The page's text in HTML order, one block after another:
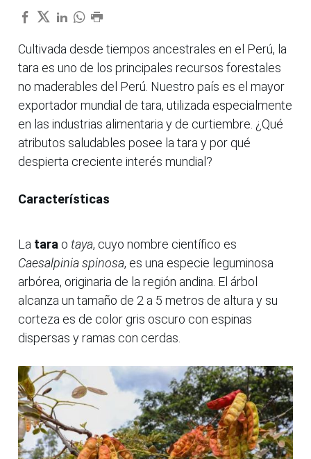
Cultivada desde tiempos ancestrales en el Perú, la
tara es uno de los principales recursos forestales
no maderables del Perú. Nuestro país es el mayor
exportador mundial de tara, utilizada especialmente
en las industrias alimentaria y de curtiembre. ¿Qué
atributos saludables posee la tara y por qué
despierta creciente interés mundial?
Características
La tara o taya, cuyo nombre científico es
Caesalpinia spinosa, es una especie leguminosa
arbórea, originaria de la región andina. El árbol
alcanza un tamaño de 2 a 5 metros de altura y su
corteza es de color gris oscuro con espinas
dispersas y ramas con cerdas.